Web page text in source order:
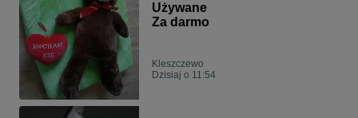
Używane
Za darmo
Kleszczewo
Dzisiaj o 11:54